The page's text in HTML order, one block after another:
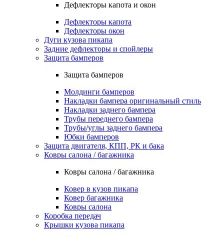
Дефлекторы капота и окон
Дефлекторы капота
Дефлекторы окон
Дуги кузова пикапа
Задние дефлекторы и спойлеры
Защита бамперов
Защита бамперов
Молдинги бамперов
Накладки бампера оригинальный стиль
Накладки заднего бампера
Трубы переднего бампера
Трубы/углы заднего бампера
Юбки бамперов
Защита двигателя, КПП, РК и бака
Ковры салона / багажника
Ковры салона / багажника
Ковер в кузов пикапа
Ковер багажника
Ковры салона
Коробка передач
Крышки кузова пикапа